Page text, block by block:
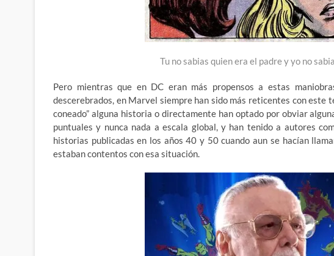
Tu no sabias quien era el padre y yo no
Pero mientras que en DC eran más propensos a estas
descerebrados, en Marvel siempre han sido más reticentes con este
coneado” alguna historia o directamente han optado por obviar
puntuales y nunca nada a escala global, y han tenido a autores
historias publicadas en los años 40 y 50 cuando aun se hacían
estaban contentos con esa situación.